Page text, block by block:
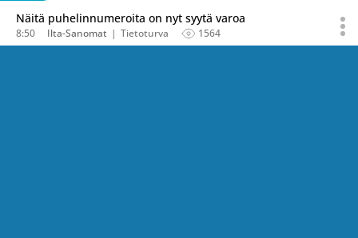
Näitä puhelinnumeroita on nyt syytä varoa
8:50 Ilta-Sanomat Tietoturva 1564